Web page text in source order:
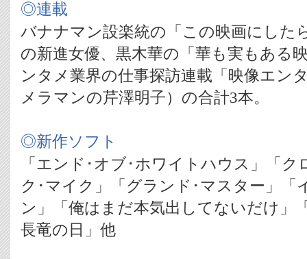
◎連載
バナナマン設楽統の「この映画にした
の新進女優、黒木華の「華も実もある
ンタメ業界の仕事探訪連載「映像エン
メラマンの芹澤明子）の合計3本。
◎新作ソフト
「エンド･オブ･ホワイトハウス」「
ク･マイク」「グランド･マスター」「
ン」「俺はまだ本気出してないだけ」
長竜の日」他